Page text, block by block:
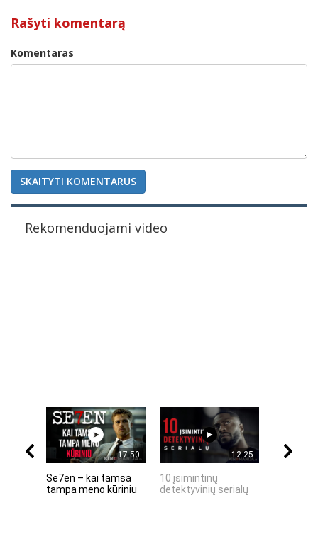
Rašyti komentarą
Komentaras
SKAITYTI KOMENTARUS
Rekomenduojami video
17:50
Se7en – kai tamsa
tampa meno kūriniu
12:25
10 įsimintinų
detektyvinių serialų